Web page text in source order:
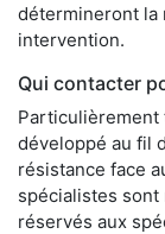
détermineront la
intervention.
Qui contacter
Particulièrement
développé au fil
résistance face
spécialistes
réservés aux